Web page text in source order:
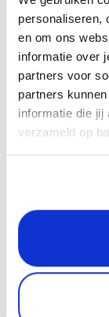
personaliseren,
en om ons
informatie over
partners voor
partners
informatie die jij
verzameld op
De Qisani
plug is een
Deze wastafel
wastafelkranen
Vanity sifon
badkamer een
Afmeting
Materiaal: RVS
Radius: 20 mm